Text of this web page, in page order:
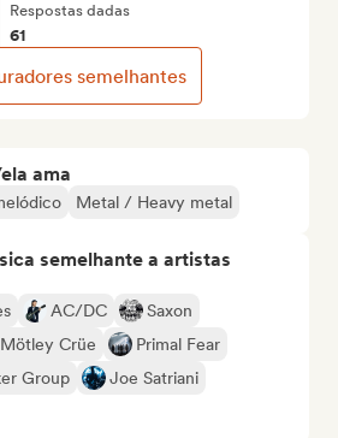
ama
Metal / Heavy metal
semelhante a artistas
AC/DC
Saxon
Mötley Crüe
Primal Fear
Group
Joe Satriani
Respostas dadas
61
semelhantes